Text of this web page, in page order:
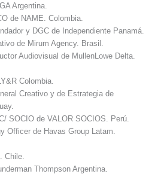
Argentina.
de NAME. Colombia.
y DGC de Independiente Panamá.
de Mirum Agency. Brasil.
Audiovisual de MullenLowe Delta.
Colombia.
Creativo y de Estrategia de
SOCIO de VALOR SOCIOS. Perú.
Officer de Havas Group Latam.
Chile.
Thompson Argentina.